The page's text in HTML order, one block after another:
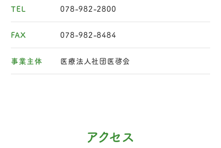
TEL 078-982-2800
FAX 078-982-8484
事業主体 医療法人社団医啓会
アクセス